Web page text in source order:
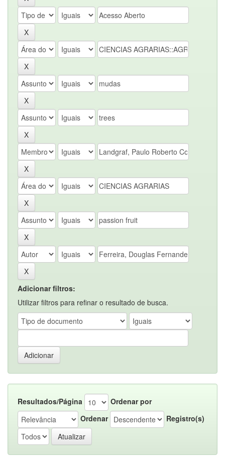
Adicionar filtros:
Utilizar filtros para refinar o resultado de busca.
Resultados/Página
Ordenar por
Ordenar
Registro(s)